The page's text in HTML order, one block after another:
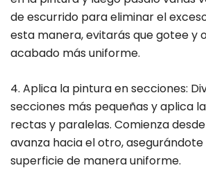
de escurrido para eliminar el
esta manera, evitarás que gotee y
acabado más uniforme.
4. Aplica la pintura en secciones:
secciones más pequeñas y aplica
rectas y paralelas. Comienza
avanza hacia el otro,
superficie de manera uniforme.